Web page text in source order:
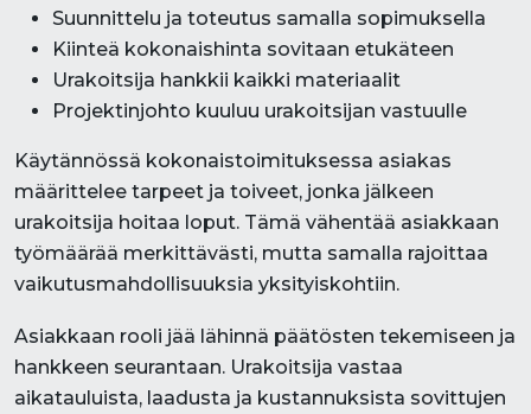
Suunnittelu ja toteutus samalla sopimuksella
Kiinteä kokonaishinta sovitaan etukäteen
Urakoitsija hankkii kaikki materiaalit
Projektinjohto kuuluu urakoitsijan vastuulle
Käytännössä kokonaistoimituksessa asiakas
määrittelee tarpeet ja toiveet, jonka jälkeen
urakoitsija hoitaa loput. Tämä vähentää asiakkaan
työmäärää merkittävästi, mutta samalla rajoittaa
vaikutusmahdollisuuksia yksityiskohtiin.
Asiakkaan rooli jää lähinnä päätösten tekemiseen ja
hankkeen seurantaan. Urakoitsija vastaa
aikatauluista, laadusta ja kustannuksista sovittujen